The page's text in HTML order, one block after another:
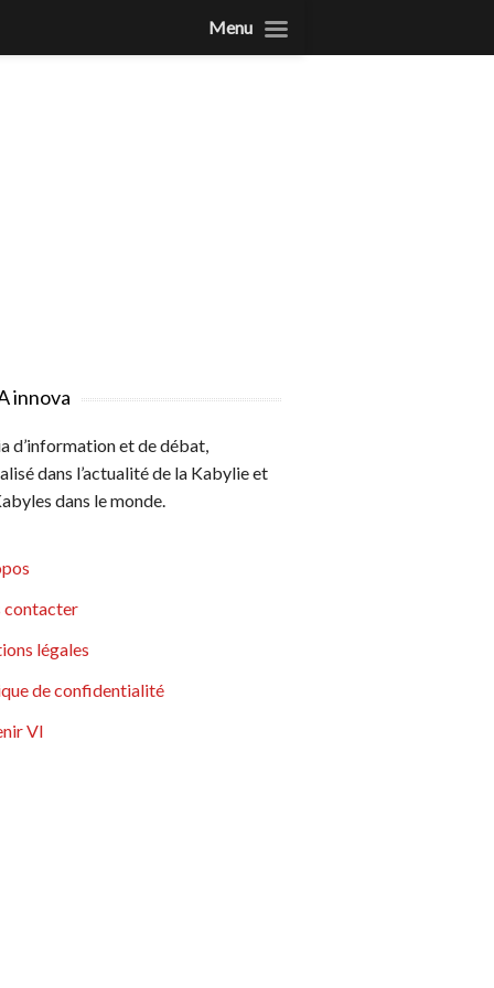
innova
d’information et de débat,
dans l’actualité de la Kabylie et
dans le monde.
contacter
légales
de confidentialité
VI
Menu